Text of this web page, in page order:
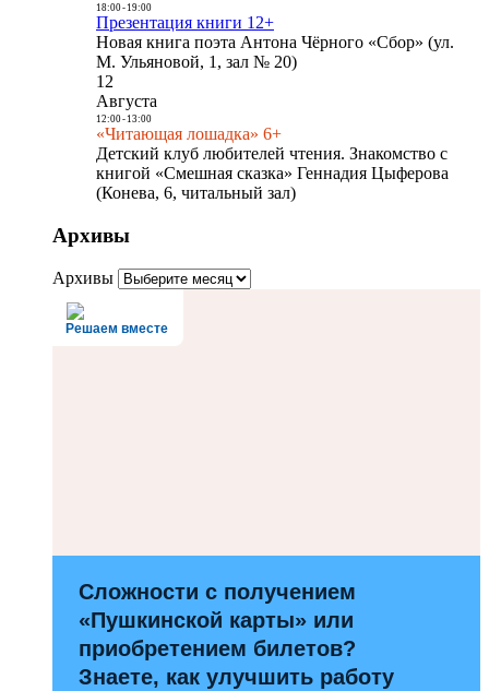
18:00- 19:00
Презентация книги 12+
Новая книга поэта Антона Чёрного «Сбор» (ул.
М. Ульяновой, 1, зал № 20)
12
Августа
12:00- 13:00
«Читающая лошадка» 6+
Детский клуб любителей чтения. Знакомство с
книгой «Смешная сказка» Геннадия Цыферова
(Конева, 6, читальный зал)
Архивы
Архивы
Решаем вместе
Сложности с получением
«Пушкинской карты» или
приобретением билетов?
Знаете, как улучшить работу